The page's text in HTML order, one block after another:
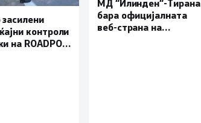
контроли
на ROADPOL:
МД “Илинден“-Тирана
бара официјалната
веб-страна на